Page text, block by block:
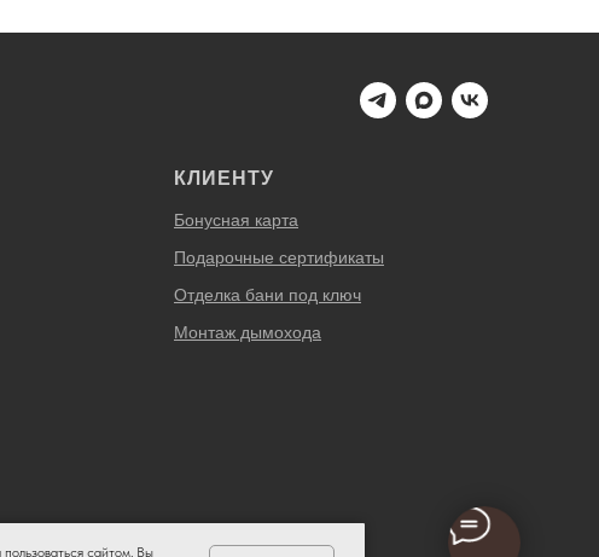
сайтом, Вы
КЛИЕНТУ
Бонусная карта
Подарочные сертификаты
Отделка бани под ключ
Монтаж дымохода